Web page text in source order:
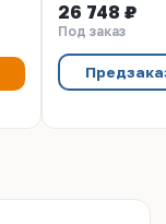
32500 стр
(54G0H00)
26 748 ₽
Под заказ